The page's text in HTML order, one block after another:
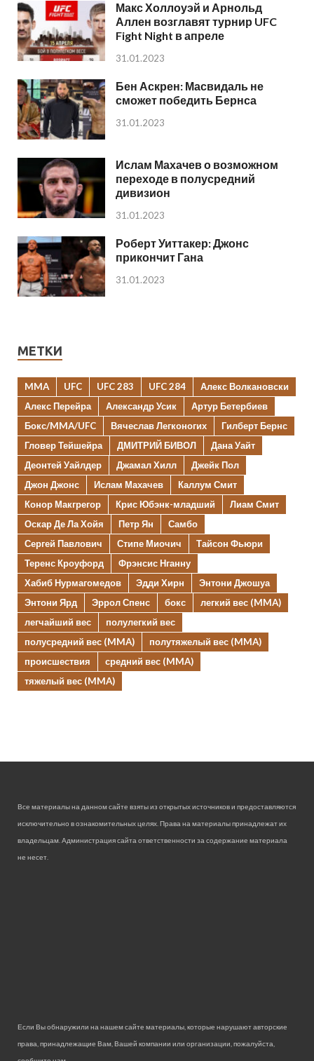
Макс Холлоуэй и Арнольд
Аллен возглавят турнир UFC
Fight Night в апреле
31.01.2023
Бен Аскрен: Масвидаль не
сможет победить Бернса
31.01.2023
Ислам Махачев о возможном
переходе в полусредний
дивизион
31.01.2023
Роберт Уиттакер: Джонс
прикончит Гана
31.01.2023
МЕТКИ
MMA UFC UFC 283 UFC 284
Алекс Волкановски
Алекс Перейра
Александр Усик
Артур Бетербиев
Бокс/MMA/UFC
Вячеслав Легконогих
Гилберт Бернс
Гловер Тейшейра
ДМИТРИЙ БИВОЛ
Дана Уайт
Деонтей Уайлдер
Джамал Хилл
Джейк Пол
Джон Джонс
Ислам Махачев
Каллум Смит
Конор Макгрегор
Крис Юбэнк-младший
Лиам Смит
Оскар Де Ла Хойя
Петр Ян
Самбо
Сергей Павлович
Стипе Миочич
Тайсон Фьюри
Теренс Кроуфорд
Фрэнсис Нганну
Хабиб Нурмагомедов
Эдди Хирн
Энтони Джошуа
Энтони Ярд
Эррол Спенс бокс
легкий вес (MMA)
легчайший вес
полулегкий вес
полусредний вес (MMA)
полутяжелый вес (MMA)
происшествия
средний вес (MMA)
тяжелый вес (MMA)
Все материалы на данном сайте взяты из открытых источников и предоставляются
исключительно в ознакомительных целях. Права на материалы принадлежат их
владельцам. Администрация сайта ответственности за содержание материала
не несет.
Если Вы обнаружили на нашем сайте материалы, которые нарушают авторские
права, принадлежащие Вам, Вашей компании или организации, пожалуйста,